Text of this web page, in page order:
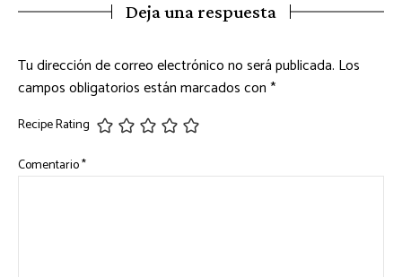
Deja una respuesta
Tu dirección de correo electrónico no será publicada. Los
campos obligatorios están marcados con*
Recipe Rating
Comentario*